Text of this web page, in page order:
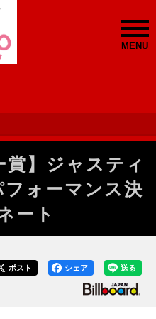
MENU
賞】ジャスティ
ォーマンス決
ート
送る
シェア
ポスト